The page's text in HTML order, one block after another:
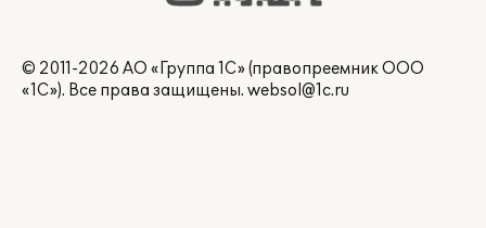
© 2011-2026 АО «Группа 1С» (правопреемник ООО
«1С»). Все права защищены. websol@1c.ru